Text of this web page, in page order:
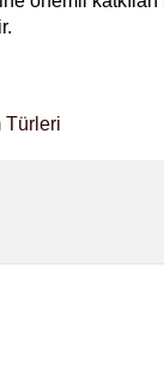
Türleri